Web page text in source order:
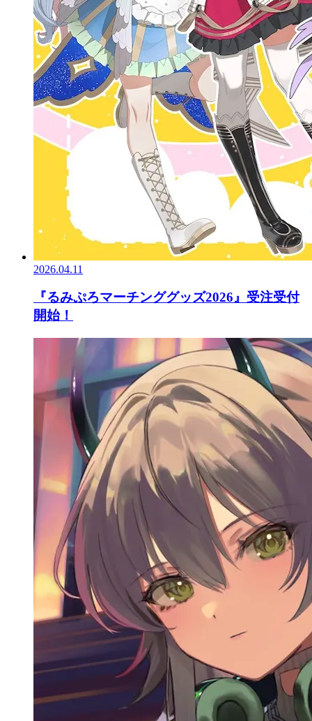
2026.04.11
『るみぷろマーチンググッズ2026』受注受付
開始！